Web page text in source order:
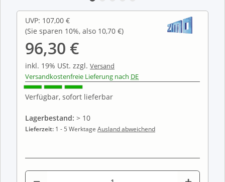
UVP: 107,00 €
(Sie sparen 10%, also 10,70 €)
96,30 €
inkl. 19% USt. zzgl. Versand
Versandkostenfreie Lieferung nach DE
Verfügbar, sofort lieferbar
Lagerbestand: > 10
Lieferzeit: 1 - 5 Werktage Ausland abweichend